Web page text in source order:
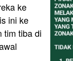
ke
ini ke
tim tiba di